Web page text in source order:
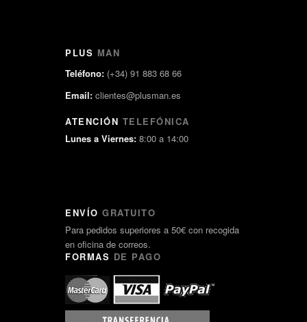
PLUS MAN
Teléfono: (+34) 91 883 68 66
Email: clientes@plusman.es
ATENCIÓN TELEFÓNICA
Lunes a Viernes: 8:00 a 14:00
ENVÍO GRATUITO
Para pedidos superiores a 50€ con recogida
en oficina de correos.
FORMAS DE PAGO